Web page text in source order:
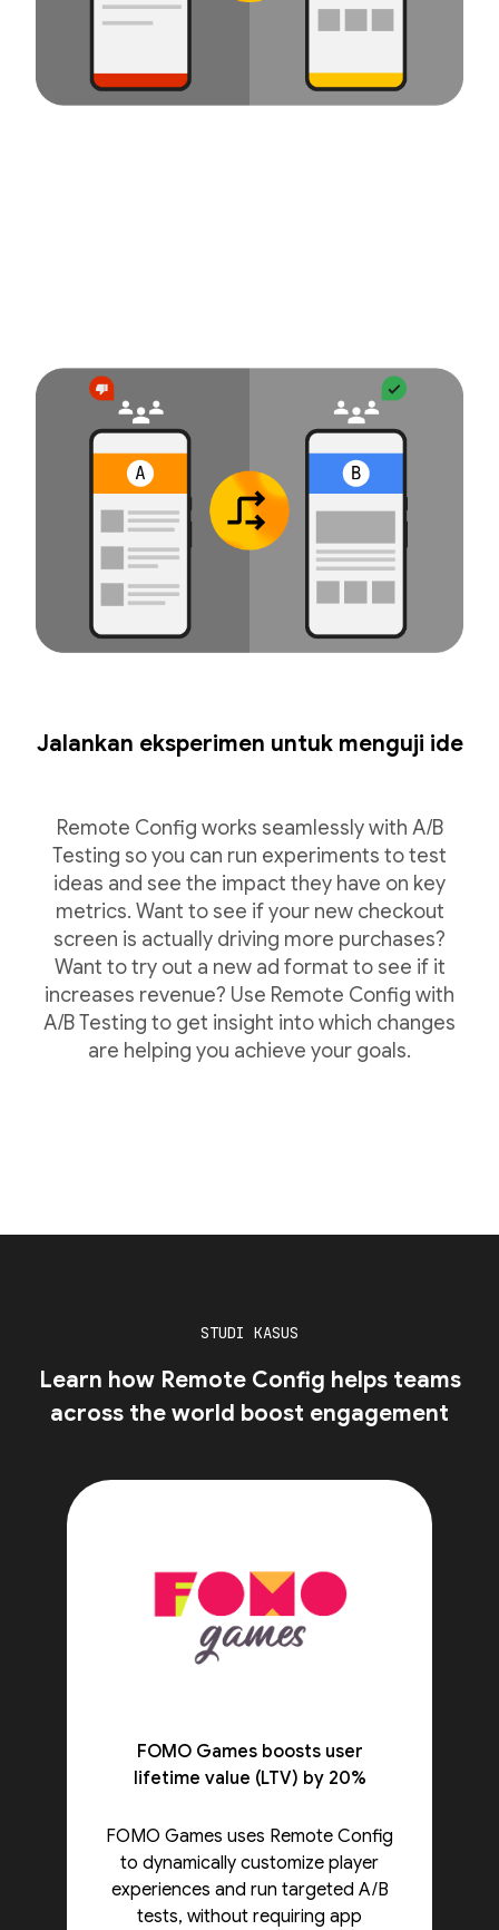
Jalankan eksperimen untuk menguji ide
Remote Config works seamlessly with A/B
Testing so you can run experiments to test
ideas and see the impact they have on key
metrics. Want to see if your new checkout
screen is actually driving more purchases?
Want to try out a new ad format to see if it
increases revenue? Use Remote Config with
A/B Testing to get insight into which changes
are helping you achieve your goals.
STUDI KASUS
Learn how Remote Config helps teams
across the world boost engagement
FOMO Games boosts user
lifetime value (LTV) by 20%
FOMO Games uses Remote Config
to dynamically customize player
experiences and run targeted A/B
tests, without requiring app